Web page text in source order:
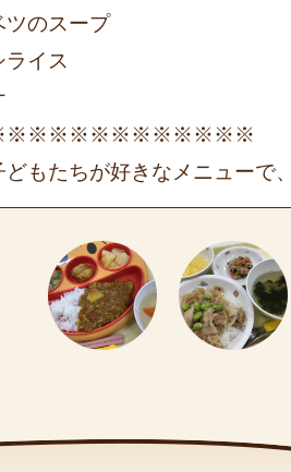
のスープ
イス
どもたちが好きなメニューで